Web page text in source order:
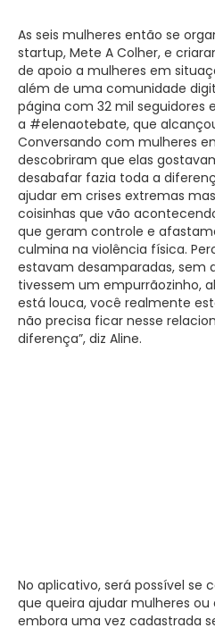
As seis mulheres então se
startup, Mete A Colher, e
de apoio a mulheres em
além de uma comunidade
página com 32 mil seguidores
a #elenaotebate, que
Conversando com mulheres
descobriram que elas
desabafar fazia toda a
ajudar em crises extremas
coisinhas que vão
que geram controle e
culmina na violência física.
estavam desamparadas, sem
tivessem um empurrãozinho,
está louca, você realmente
não precisa ficar nesse
diferença”, diz Aline.
No aplicativo, será possível se
que queira ajudar mulheres ou
embora uma vez cadastrada